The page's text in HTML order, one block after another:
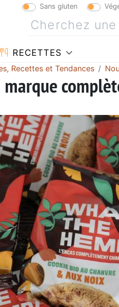
Sans gluten
RECETTES
Recettes et Tendances